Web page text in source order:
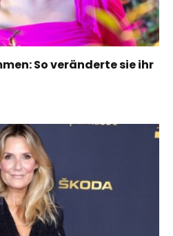
So veränderte sie ihr